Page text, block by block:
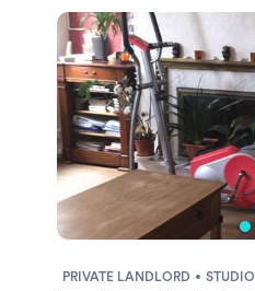
PRIVATE LANDLORD STUDIO